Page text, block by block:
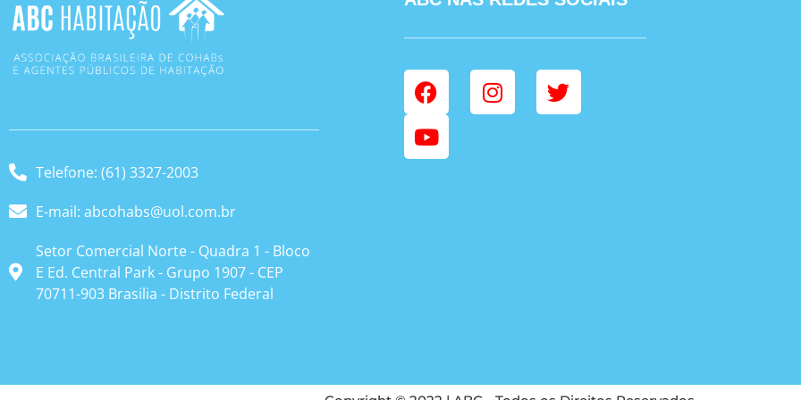
Telefone: (61) 3327-2003
E-mail: abcohabs@uol.com.br
Setor Comercial Norte - Quadra 1 - Bloco
E Ed. Central Park - Grupo 1907 - CEP
70711-903 Brasilia - Distrito Federal